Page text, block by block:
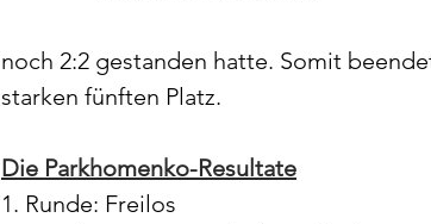
noch 2:2 gestanden hatte. Somit
starken fünften Platz.
Die Parkhomenko-Resultate
1. Runde: Freilos